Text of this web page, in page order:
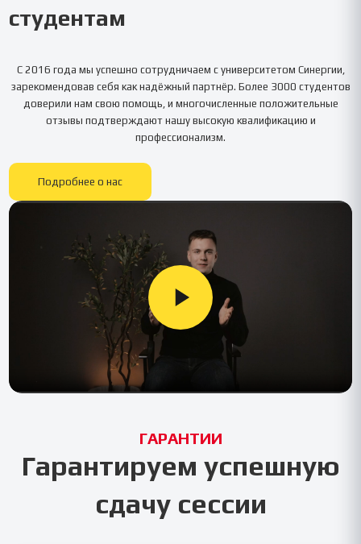
студентам
С 2016 года мы успешно сотрудничаем с университетом Синергии
зарекомендовав себя как надёжный партнёр. Более 3000 студентов
доверили нам свою помощь, и многочисленные положительные
отзывы подтверждают нашу высокую квалификацию и
профессионализм.
Подробнее о нас
ГАРАНТИИ
Гарантируем успешную
сдачу сессии